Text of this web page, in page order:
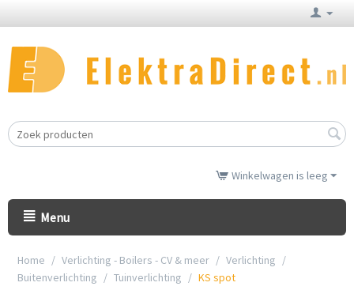
Winkelwagen is leeg
Menu
Home / Verlichting - Boilers - CV & meer / Verlichting /
Buitenverlichting / Tuinverlichting / KS spot